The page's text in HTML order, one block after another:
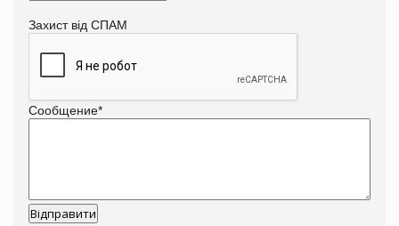
Захист від СПАМ
Сообщение*